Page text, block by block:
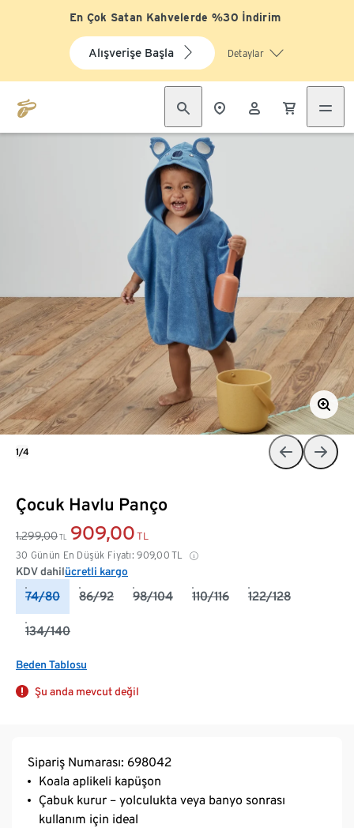
En Çok Satan Kahvelerde %30 İndirim
Alışverişe Başla Detaylar
Çocuk Havlu Panço
1.299,00 TL 909,00 TL
30 Günün En Düşük Fiyatı: 909,00 TL
KDV dahilücretli kargo
74/80 86/92 98/104 110/116 122/128
134/140
Beden Tablosu
Şu anda mevcut değil
1/4
Sipariş Numarası: 698042
Koala aplikeli kapüşon
Çabuk kurur – yolculukta veya banyo sonrası
kullanım için ideal